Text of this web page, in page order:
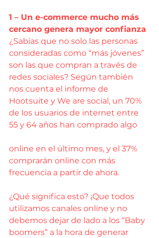
1 – Un e-commerce mucho más
cercano genera mayor confianza
¿Sabías que no solo las personas
consideradas como “más jóvenes”
son las que compran a través de
redes sociales? Según también
nos cuenta el informe de
Hootsuite y We are social, un 70%
de los usuarios de internet entre
55 y 64 años han comprado algo
online en el último mes, y el 37%
comprarán online con más
frecuencia a partir de ahora.
¿Qué significa esto? ¡Que todos
utilizamos canales online y no
debemos dejar de lado a los “Baby
boomers” a la hora de generar